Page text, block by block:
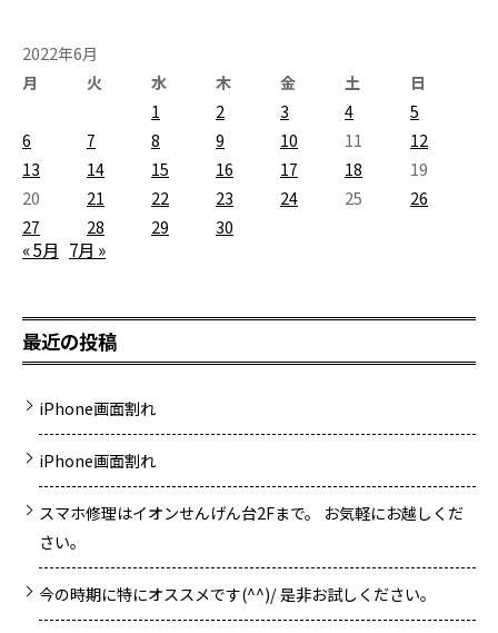
2022年6月
月
火 水 木 金 土
日
1
2 3 4
5
6
7 8 9 10 11
12
13
14 15 16 17 18
19
20
21 22 23 24 25
26
27
28 29 30
« 5月 7月 »
最近の投稿
iPhone画面割れ
iPhone画面割れ
スマホ修理はイオンせんげん台2Fまで。 お気軽にお越しくだ
さい。
今の時期に特にオススメです(^^)/ 是非お試しください。